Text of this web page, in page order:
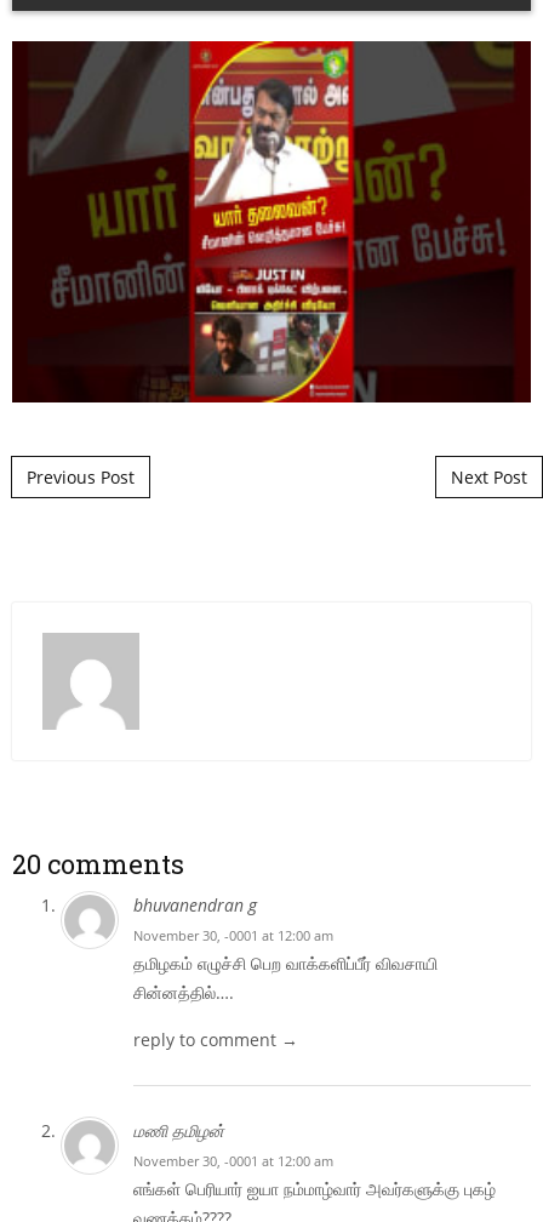
Post navigation
Previous Post Next Post
20 comments
bhuvanendran g
November 30, -0001 at 12:00 am
தமிழகம் எழுச்சி பெற வாக்களிப்பீர் விவசாயி
சின்னத்தில்….
reply to comment →
மணி தமிழன்
November 30, -0001 at 12:00 am
எங்கள் பெரியார் ஐயா நம்மாழ்வார் அவர்களுக்கு புகழ்